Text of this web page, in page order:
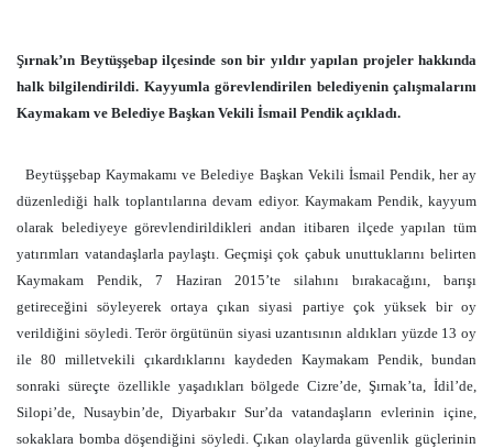
Şırnak’ın Beytüşşebap ilçesinde son bir yıldır yapılan projeler hakkında
halk bilgilendirildi. Kayyumla görevlendirilen belediyenin çalışmalarını
Kaymakam ve Belediye Başkan Vekili İsmail Pendik açıkladı.
Beytüşşebap Kaymakamı ve Belediye Başkan Vekili İsmail Pendik, her ay
düzenlediği halk toplantılarına devam ediyor. Kaymakam Pendik, kayyum
olarak belediyeye görevlendirildikleri andan itibaren ilçede yapılan tüm
yatırımları vatandaşlarla paylaştı. Geçmişi çok çabuk unuttuklarını belirten
Kaymakam Pendik, 7 Haziran 2015’te silahını bırakacağını, barışı
getireceğini söyleyerek ortaya çıkan siyasi partiye çok yüksek bir oy
verildiğini söyledi. Terör örgütünün siyasi uzantısının aldıkları yüzde 13 oy
ile 80 milletvekili çıkardıklarını kaydeden Kaymakam Pendik, bundan
sonraki süreçte özellikle yaşadıkları bölgede Cizre’de, Şırnak’ta, İdil’de,
Silopi’de, Nusaybin’de, Diyarbakır Sur’da vatandaşların evlerinin içine,
sokaklara bomba döşendiğini söyledi. Çıkan olaylarda güvenlik güçlerinin